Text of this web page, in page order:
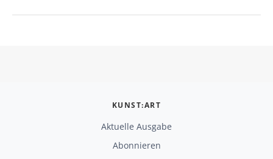
KUNST:ART
Aktuelle Ausgabe
Abonnieren